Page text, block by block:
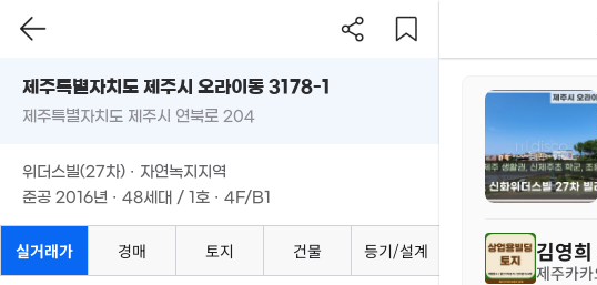
'25.
10
'17.
지도
측정 김영희
제주카
제주특별자치도 제주시 오라이동 3178-1
제주특별자치도 제주시 연북로 204
위더스빌(27차) · 자연녹지지역
준공 2016년 · 48세대 / 1호 · 4F/B1
실거래가 경매 토지 건물 등기/설계